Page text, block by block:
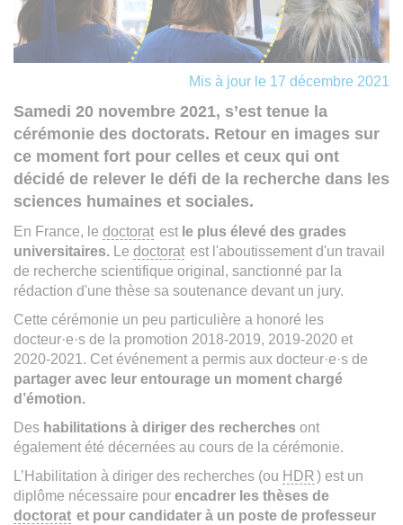
Mis à jour le 17 décembre 2021
Samedi 20 novembre 2021, s’est tenue la
cérémonie des doctorats. Retour en images sur
ce moment fort pour celles et ceux qui ont
décidé de relever le défi de la recherche dans les
sciences humaines et sociales.
En France, le doctorat est le plus élevé des grades
universitaires. Le doctorat est l'aboutissement d'un travail
de recherche scientifique original, sanctionné par la
rédaction d'une thèse sa soutenance devant un jury.
Cette cérémonie un peu particulière a honoré les
docteur·e·s de la promotion 2018-2019, 2019-2020 et
2020-2021. Cet événement a permis aux docteur·e·s de
partager avec leur entourage un moment chargé
d’émotion.
Des habilitations à diriger des recherches ont
également été décernées au cours de la cérémonie.
L’Habilitation à diriger des recherches (ou HDR) est un
diplôme nécessaire pour encadrer les thèses de
doctorat et pour candidater à un poste de professeur